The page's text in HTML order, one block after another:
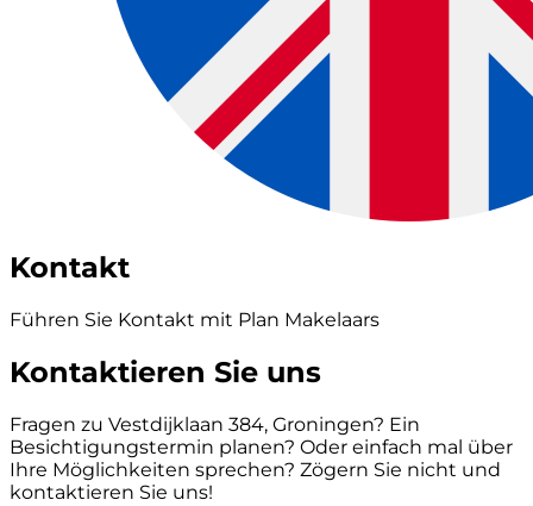
Kontakt
Führen Sie Kontakt mit Plan Makelaars
Kontaktieren Sie uns
Fragen zu Vestdijklaan 384, Groningen? Ein
Besichtigungstermin planen? Oder einfach mal über
Ihre Möglichkeiten sprechen? Zögern Sie nicht und
kontaktieren Sie uns!